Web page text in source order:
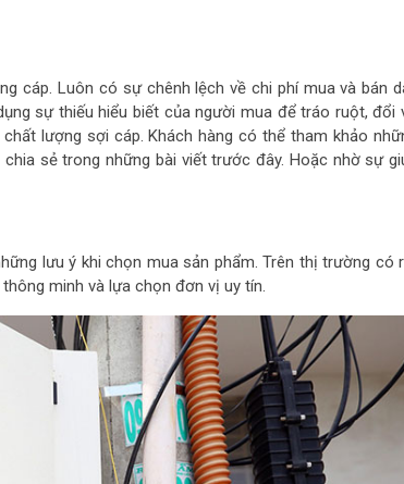
cáp. Luôn có sự chênh lệch về chi phí mua và bán
sự thiếu hiểu biết của người mua để tráo ruột, đổi
lượng sợi cáp. Khách hàng có thể tham khảo
sẻ trong những bài viết trước đây. Hoặc nhờ sự
lưu ý khi chọn mua sản phẩm. Trên thị trường có
minh và lựa chọn đơn vị uy tín.